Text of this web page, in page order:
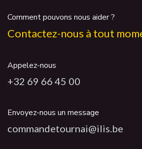
Comment pouvons nous aider ?
Contactez-nous à tout
Appelez-nous
+32 69 66 45 00
Envoyez-nous un message
commandetournai@ilis.be